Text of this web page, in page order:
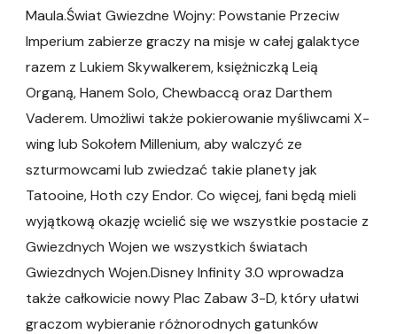
Maula.Świat Gwiezdne Wojny: Powstanie Przeciw
Imperium zabierze graczy na misje w całej galaktyce
razem z Lukiem Skywalkerem, księżniczką Leią
Organą, Hanem Solo, Chewbaccą oraz Darthem
Vaderem. Umożliwi także pokierowanie myśliwcami X-
wing lub Sokołem Millenium, aby walczyć ze
szturmowcami lub zwiedzać takie planety jak
Tatooine, Hoth czy Endor. Co więcej, fani będą mieli
wyjątkową okazję wcielić się we wszystkie postacie z
Gwiezdnych Wojen we wszystkich światach
Gwiezdnych Wojen.Disney Infinity 3.0 wprowadza
także całkowicie nowy Plac Zabaw 3-D, który ułatwi
graczom wybieranie różnorodnych gatunków